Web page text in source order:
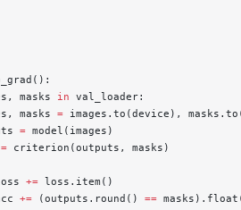
masks in val_loader:
masks
= images.to(device),
= model(images)
= criterion(outputs, masks)
+= loss.item()
+= (outputs.round() ==